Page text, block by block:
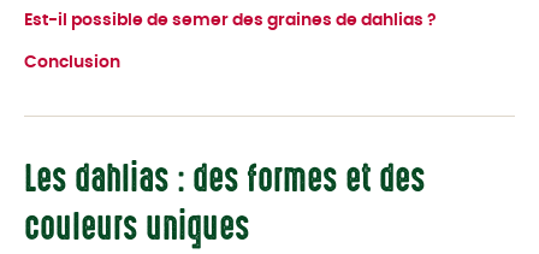
Est-il possible de semer des graines de dahlias ?
Conclusion
Les dahlias : des formes et des
couleurs uniques